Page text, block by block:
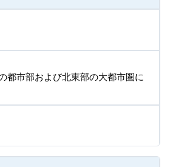
都市部および北東部の大都市圏に